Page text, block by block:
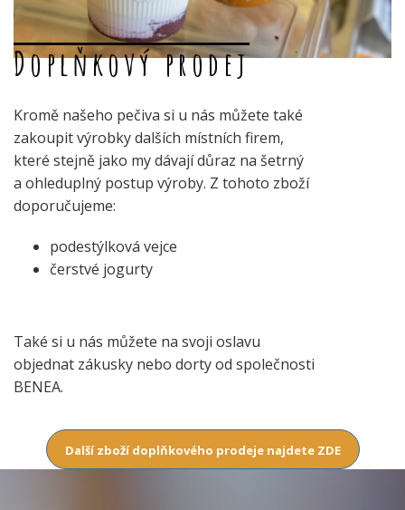
Doplňkový prodej
Kromě našeho pečiva si u nás můžete také
zakoupit výrobky dalších místních firem,
které stejně jako my dávají důraz na šetrný
a ohleduplný postup výroby. Z tohoto zboží
doporučujeme:
podestýlková vejce
čerstvé jogurty
Také si u nás můžete na svoji oslavu
objednat zákusky nebo dorty od společnosti
BENEA.
Další zboží doplňkového prodeje najdete ZDE